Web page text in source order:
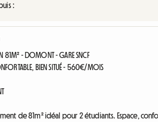
:
81M² - DOMONT - GARE SNCF
BIEN SITUÉ - 560€/MOIS
de 81m² idéal pour 2 étudiants. Espace,